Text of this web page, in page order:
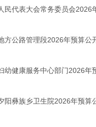
民代表大会常务委员会2026
方公路管理段2026年预算公
幼健康服务中心部门2026年
阳彝族乡卫生院2026年预算